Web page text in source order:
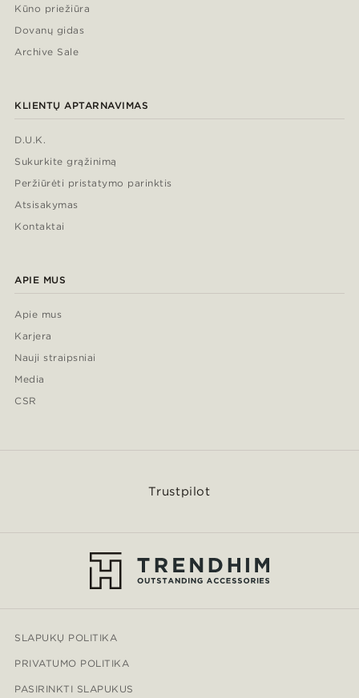
Kūno priežiūra
Dovanų gidas
Archive Sale
KLIENTŲ APTARNAVIMAS
D.U.K.
Sukurkite grąžinimą
Peržiūrėti pristatymo parinktis
Atsisakymas
Kontaktai
APIE MUS
Apie mus
Karjera
Nauji straipsniai
Media
CSR
Trustpilot
SLAPUKŲ POLITIKA
PRIVATUMO POLITIKA
PASIRINKTI SLAPUKUS